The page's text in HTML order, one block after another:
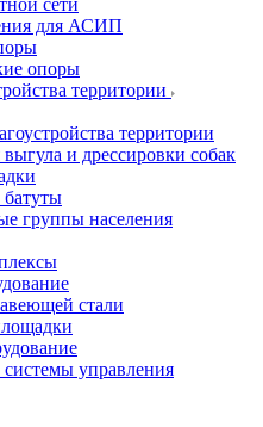
сети
для АСИП
опоры
территории
территории
и дрессировки собак
группы населения
стали
управления